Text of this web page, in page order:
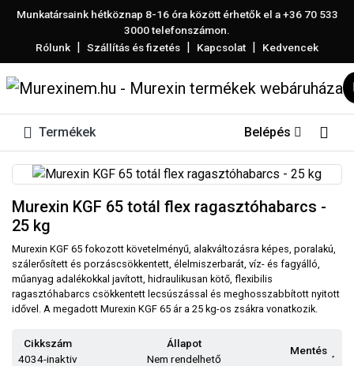
Munkatársaink hétköznap 8-16 óra között érhetők el a+36 70 533
3000telefonszámon.
Rólunk | Szállítás és fizetés | Kapcsolat | Kedvencek
Termékek Belépés
Murexin KGF 65 totál flex ragasztóhabarcs -
25 kg
Murexin KGF 65 fokozott követelményű, alakváltozásra képes, poralakú,
szálerősített és porzáscsökkentett, élelmiszerbarát, víz- és fagyálló,
műanyag adalékokkal javított, hidraulikusan kötő, flexibilis
ragasztóhabarcs csökkentett lecsúszással és meghosszabbított nyitott
idővel. A megadott Murexin KGF 65 ár a 25 kg-os zsákra vonatkozik.
Cikkszám
4034-inaktiv
Állapot
Nem rendelhető
Mentés